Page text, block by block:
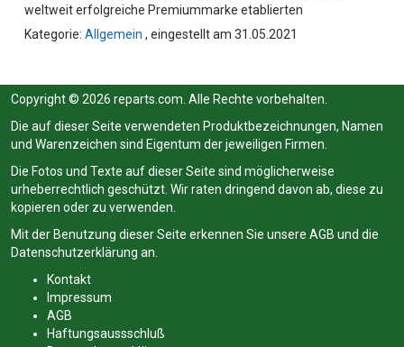
weltweit erfolgreiche Premiummarke etablierten
Kategorie: Allgemein , eingestellt am 31.05.2021
Copyright © 2026 reparts.com. Alle Rechte vorbehalten.
Die auf dieser Seite verwendeten Produktbezeichnungen, Namen
und Warenzeichen sind Eigentum der jeweiligen Firmen.
Die Fotos und Texte auf dieser Seite sind möglicherweise
urheberrechtlich geschützt. Wir raten dringend davon ab, diese zu
kopieren oder zu verwenden.
Mit der Benutzung dieser Seite erkennen Sie unsere AGB und die
Datenschutzerklärung an.
Kontakt
Impressum
AGB
Haftungsaussschluß